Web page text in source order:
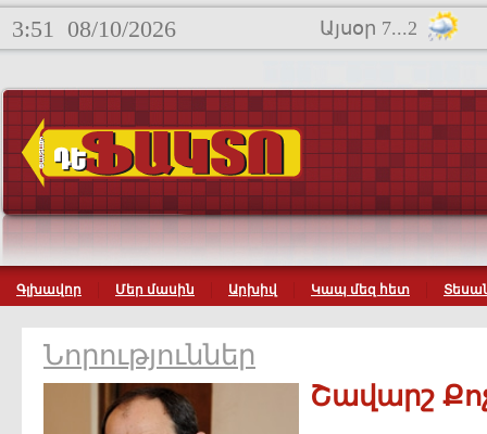
3:51 08/10/2026 Այսօր 7...2
Գլխավոր Մեր մասին Արխիվ Կապ մեզ հետ
Նորություններ
Շավարշ